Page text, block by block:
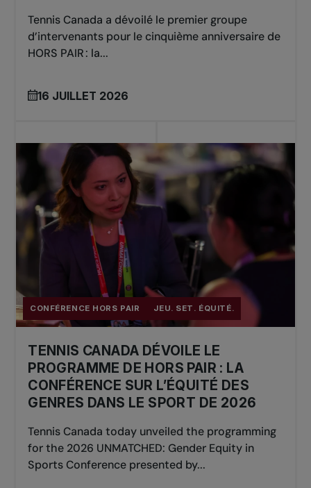
Tennis Canada a dévoilé le premier groupe
d’intervenants pour le cinquième anniversaire de
HORS PAIR : la...
16 JUILLET 2026
CONFÉRENCE HORS PAIR JEU. SET. ÉQUITÉ.
TENNIS CANADA DÉVOILE LE
PROGRAMME DE HORS PAIR : LA
CONFÉRENCE SUR L’ÉQUITÉ DES
GENRES DANS LE SPORT DE 2026
Tennis Canada today unveiled the programming
for the 2026 UNMATCHED: Gender Equity in
Sports Conference presented by...